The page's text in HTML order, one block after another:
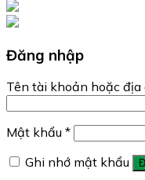
Đăng nhập
Tên tài khoản hoặc địa
Mật khẩu *
Ghi nhớ mật khẩu